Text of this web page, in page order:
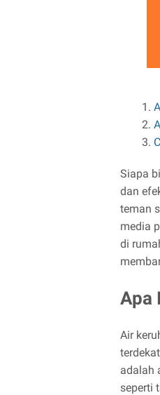
Siapa
dan
teman
media
di
Apa
Air
adalah
seperti